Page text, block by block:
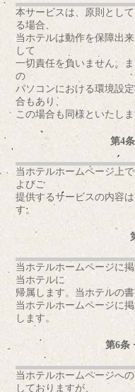
本サービスは、原則とし
る場合、
当ホテルは動作を保障出
して
一切責任を負いません。
の
パソコンにおける環境設
合もあり、
この場合も同様といたしま
第4
当ホテルホームページ上
よびご
提供するサービスの内容
す。
当ホテルホームページに
当ホテルに
帰属します。当ホテルの
当ホテルホームページに
します。
第6条
当ホテルホームページへ
しておりますが、